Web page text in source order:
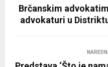
Brčanskim
advokaturi u